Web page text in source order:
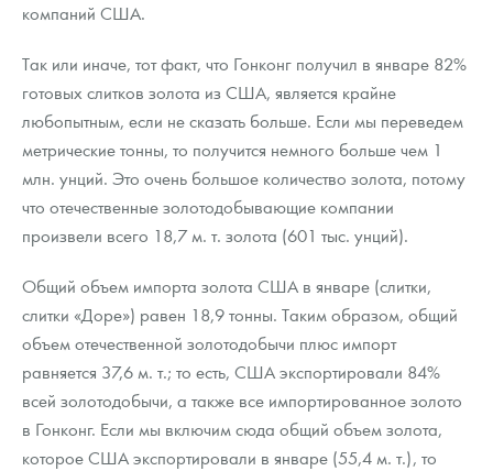
компаний США.
Так или иначе, тот факт, что Гонконг получил в январе 82%
готовых слитков золота из США, является крайне
любопытным, если не сказать больше. Если мы переведем
метрические тонны, то получится немного больше чем 1
млн. унций. Это очень большое количество золота, потому
что отечественные золотодобывающие компании
произвели всего 18,7 м. т. золота (601 тыс. унций).
Общий объем импорта золота США в январе (слитки,
слитки «Доре») равен 18,9 тонны. Таким образом, общий
объем отечественной золотодобычи плюс импорт
равняется 37,6 м. т.; то есть, США экспортировали 84%
всей золотодобычи, а также все импортированное золото
в Гонконг. Если мы включим сюда общий объем золота,
которое США экспортировали в январе (55,4 м. т.), то